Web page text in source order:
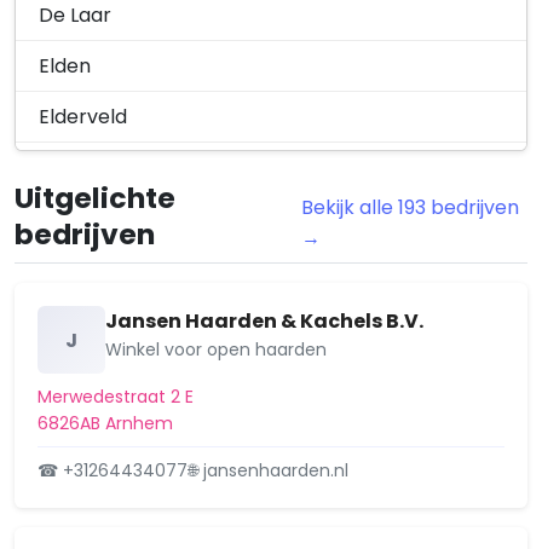
De Laar
Elden
Elderveld
Heijenoord/Lombok
Klarendal
Klingelbeek e.o.
Malburgen-Oost (Zuid)
Malburgen-West
Uitgelichte
bedrijven
Bekijk alle 193 bedrijven
→
J
Jansen Haarden & Kachels B.V.
Winkel voor open haarden
Merwedestraat 2 E
6826AB Arnhem
☎ +31264434077🌐 jansenhaarden.nl